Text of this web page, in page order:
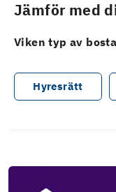
Jämför med
Viken typ av
Hyresrätt